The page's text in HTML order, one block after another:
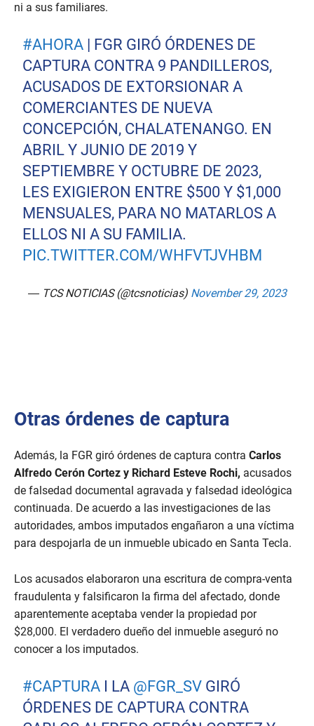
ni a sus familiares.
#AHORA | FGR GIRÓ ÓRDENES DE
CAPTURA CONTRA 9 PANDILLEROS,
ACUSADOS DE EXTORSIONAR A
COMERCIANTES DE NUEVA
CONCEPCIÓN, CHALATENANGO. EN
ABRIL Y JUNIO DE 2019 Y
SEPTIEMBRE Y OCTUBRE DE 2023,
LES EXIGIERON ENTRE $500 Y $1,000
MENSUALES, PARA NO MATARLOS A
ELLOS NI A SU FAMILIA.
PIC.TWITTER.COM/WHFVTJVHBM
— TCS NOTICIAS (@tcsnoticias) November 29, 2023
Otras órdenes de captura
Además, la FGR giró órdenes de captura contra Carlos
Alfredo Cerón Cortez y Richard Esteve Rochi, acusados
de falsedad documental agravada y falsedad ideológica
continuada. De acuerdo a las investigaciones de las
autoridades, ambos imputados engañaron a una víctima
para despojarla de un inmueble ubicado en Santa Tecla.
Los acusados elaboraron una escritura de compra-venta
fraudulenta y falsificaron la firma del afectado, donde
aparentemente aceptaba vender la propiedad por
$28,000. El verdadero dueño del inmueble aseguró no
conocer a los imputados.
#CAPTURA I LA @FGR_SV GIRÓ
ÓRDENES DE CAPTURA CONTRA